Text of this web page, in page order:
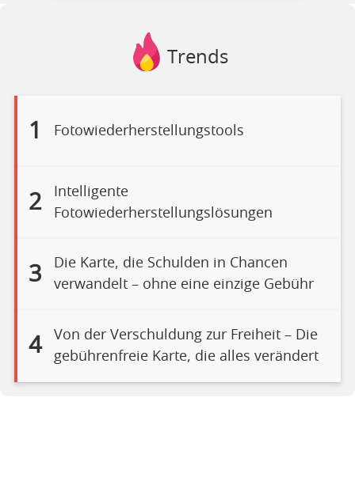
Trends
1 Fotowiederherstellungstools
2
Intelligente
Fotowiederherstellungslösungen
3
Die Karte, die Schulden in Chancen
verwandelt – ohne eine einzige Gebühr
4
Von der Verschuldung zur Freiheit – Die
gebührenfreie Karte, die alles verändert